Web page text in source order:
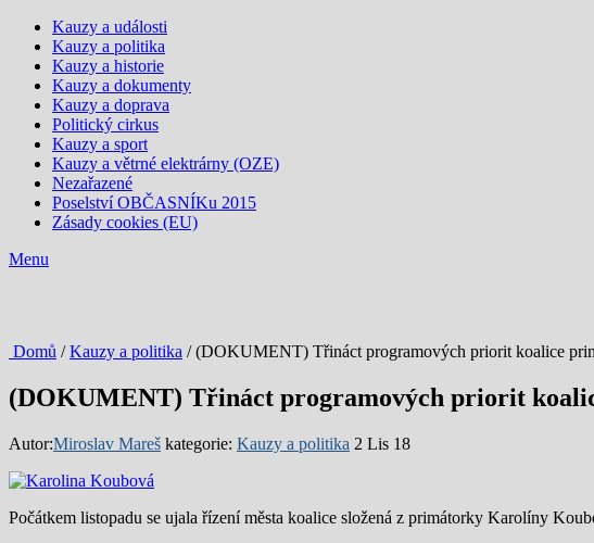
Kauzy a události
Kauzy a politika
Kauzy a historie
Kauzy a dokumenty
Kauzy a doprava
Politický cirkus
Kauzy a sport
Kauzy a větrné elektrárny (OZE)
Nezařazené
Poselství OBČASNÍKu 2015
Zásady cookies (EU)
Menu
Domů /Kauzy a politika / (DOKUMENT) Třináct programových priorit koalice
(DOKUMENT) Třináct programových priorit
Autor:Miroslav Mareš kategorie: Kauzy a politika 2 Lis 18
Počátkem listopadu se ujala řízení města koalice složená z primátorky Karolíny